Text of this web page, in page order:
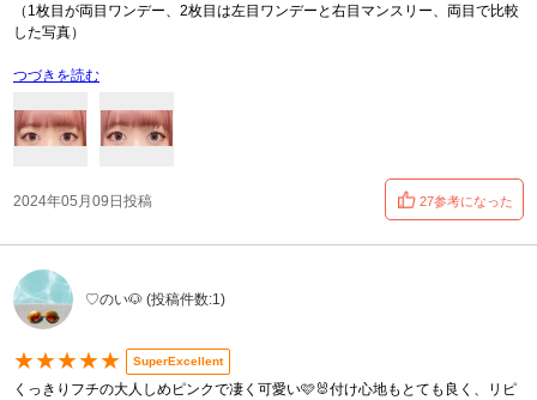
（1枚目が両目ワンデー、2枚目は左目ワンデーと右目マンスリー、両目で比較
した写真）
つづきを読む
2024年05月09日投稿 27参考になった
♡のい🐶 (投稿件数:1)
★★★★★ SuperExcellent
くっきりフチの大人しめピンクで凄く可愛い🩷🐰付け心地もとても良く、リピ